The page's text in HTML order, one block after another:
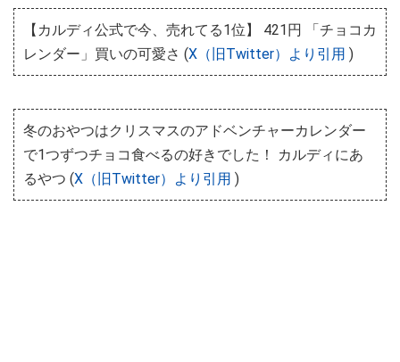
【カルディ公式で今、売れてる1位】 421円 「チョコカ
レンダー」買いの可愛さ (X（旧Twitter）より引用 )
冬のおやつはクリスマスのアドベンチャーカレンダー
で1つずつチョコ食べるの好きでした！ カルディにあ
るやつ (X（旧Twitter）より引用 )